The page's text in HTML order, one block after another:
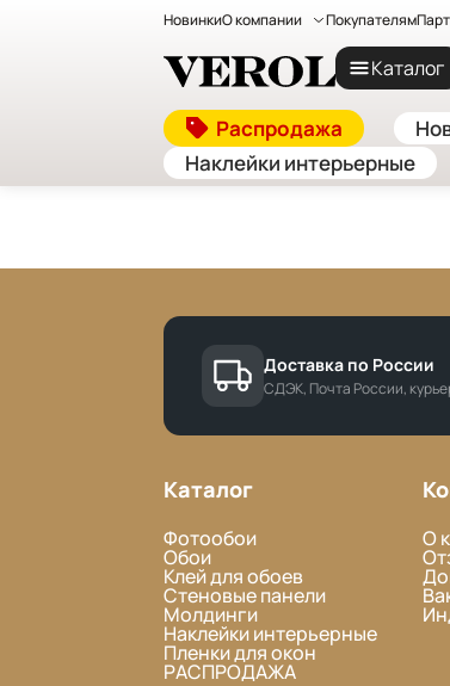
НовинкиО компании Покупателям
Каталог
Распродажа
Наклейки интерьерные
Главная—Бренды
Cannot find 'brands' template with page 'detail'
Доставка по России
СДЭК, Почта России,
Каталог
Фотообои
Обои
Клей для обоев
Стеновые панели
Молдинги
Наклейки интерьерные
Пленки для окон
РАСПРОДАЖА
О